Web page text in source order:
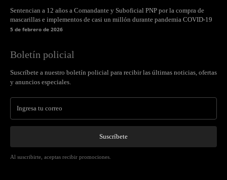
Sentencian a 12 años a Comandante y Suboficial PNP por la compra de
mascarillas e implementos de casi un millón durante pandemia COVID-19
5 de febrero de 2026
Boletín policial
Suscríbete a nuestro boletín policial para recibir las últimas noticias, ofertas
y anuncios especiales.
Suscríbete
Al suscribirte, aceptas recibir promociones.